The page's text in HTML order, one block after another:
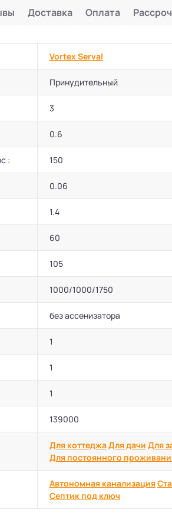
Доставка Оплата
Vortex Serval
Принудительный
3
0.6
: 150
0.06
1.4
60
105
1000/1000/1750
без ассенизатора
1
1
1
139000
Для коттеджаДля дачи Для
Для постоянного
Автономная канализация
Септик под ключ